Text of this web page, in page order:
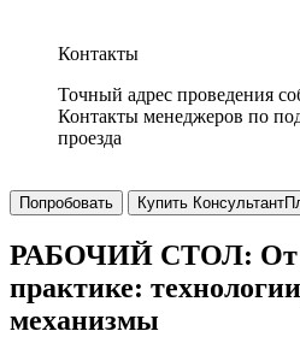
Контакты
Точный адрес проведения
Контакты менеджеров по
проезда
Попробовать Купить
РАБОЧИЙ СТОЛ: От
практике:
механизмы